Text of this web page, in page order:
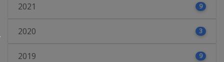
2021 9
2020 3
2019 9